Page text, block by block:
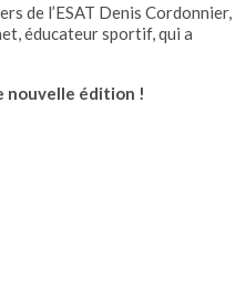
de l’ESAT Denis Cordonnier,
éducateur sportif, qui a
nouvelle édition !